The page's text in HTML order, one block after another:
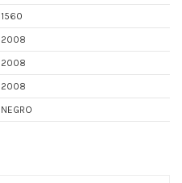
1560
2008
2008
2008
NEGRO